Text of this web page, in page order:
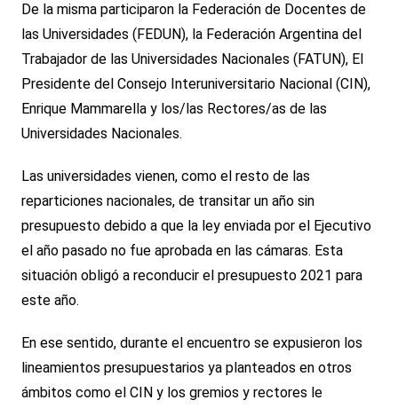
De la misma participaron la Federación de Docentes de
las Universidades (FEDUN), la Federación Argentina del
Trabajador de las Universidades Nacionales (FATUN), El
Presidente del Consejo Interuniversitario Nacional (CIN),
Enrique Mammarella y los/las Rectores/as de las
Universidades Nacionales.
Las universidades vienen, como el resto de las
reparticiones nacionales, de transitar un año sin
presupuesto debido a que la ley enviada por el Ejecutivo
el año pasado no fue aprobada en las cámaras. Esta
situación obligó a reconducir el presupuesto 2021 para
este año.
En ese sentido, durante el encuentro se expusieron los
lineamientos presupuestarios ya planteados en otros
ámbitos como el CIN y los gremios y rectores le